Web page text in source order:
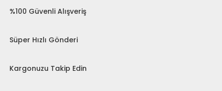
%100 Güvenli Alışveriş
Süper Hızlı Gönderi
Kargonuzu Takip Edin